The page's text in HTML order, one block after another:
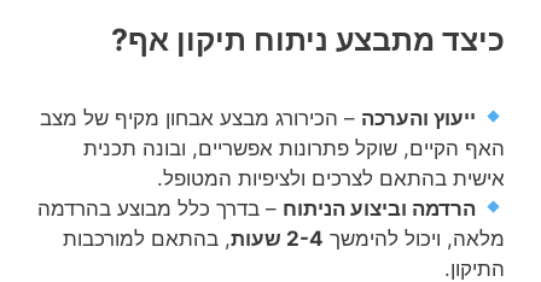
כיצד מתבצע ניתוח תיקון אף?
ייעוץ והערכה – הכירורג מבצע אבחון מקיף של מצב
האף הקיים, שוקל פתרונות אפשריים, ובונה תכנית
אישית בהתאם לצרכים ולציפיות המטופל.
הרדמה וביצוע הניתוח – בדרך כלל מבוצע בהרדמה
מלאה, ויכול להימשך 2-4 שעות
, בהתאם למורכבות
התיקון.